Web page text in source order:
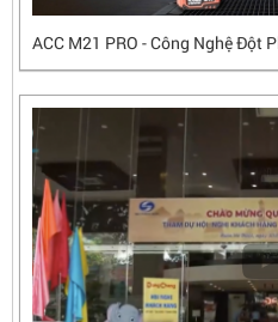
ACC M21 PRO - Công Nghệ Đột